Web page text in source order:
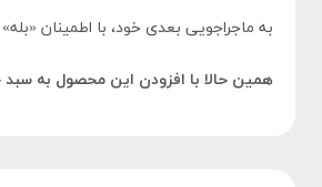
به ماجراجویی بعدی خود، با اطمینان
همین حالا با افزودن این محصول به سبد